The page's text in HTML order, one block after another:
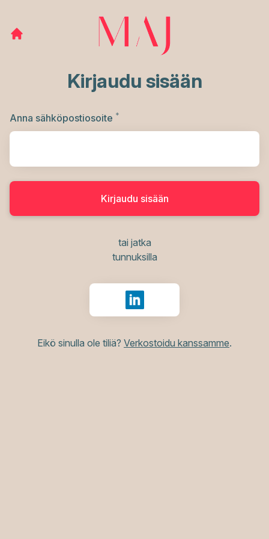
Kirjaudu sisään
Anna sähköpostiosoite *
Kirjaudu sisään
tai jatka
tunnuksilla
Kirjaudu sisään tunnuksilla
Eikö sinulla ole tiliä? Verkostoidu kanssamme.